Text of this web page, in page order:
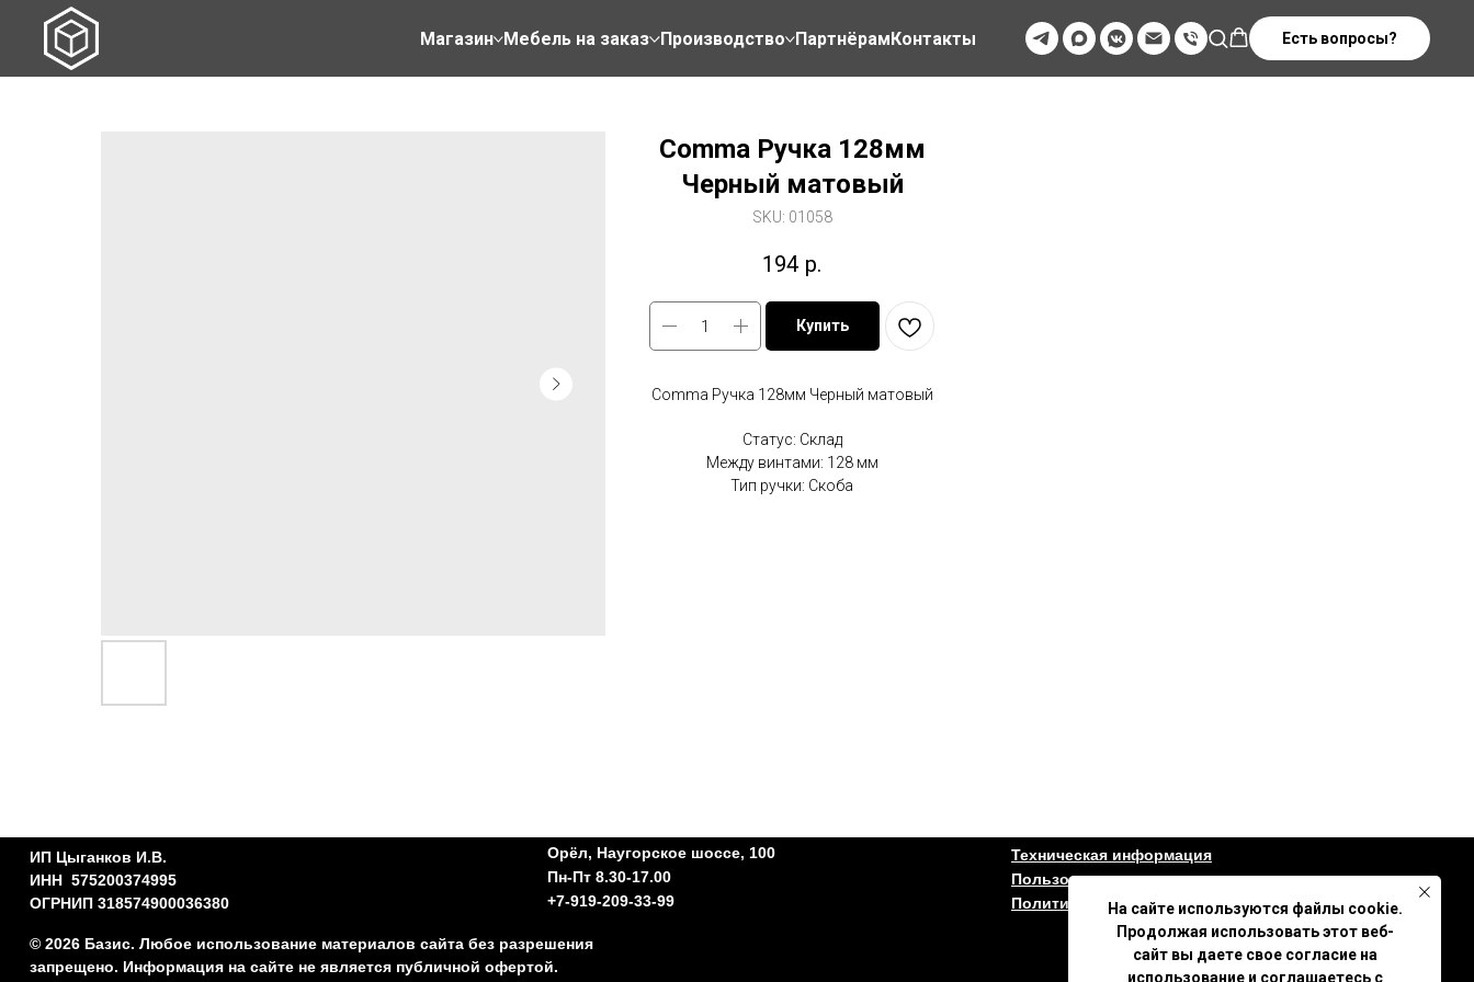
Магазин Мебель на заказ Производство ПартнёрамКонтакты Есть вопросы?
Comma Ручка 128мм
Черный матовый
SKU: 01058
194 р.
Купить
Comma Ручка 128мм Черный матовый
Статус: Склад
Между винтами: 128 мм
Тип ручки: Скоба
На сайте используются файлы cookie.
Продолжая использовать этот веб-
сайт вы даете свое согласие на
использование и соглашаетесь с
Политика конфиденциальности
Пользовательское соглашение
ИП Цыганков И.В.
ИНН 575200374995
ОГРНИП 318574900036380
© 2026 Базис. Любое использование материалов сайта без разрешения
запрещено. Информация на сайте не является публичной офертой.
Орёл, Наугорское шоссе, 100
Пн-Пт 8.30-17.00
+7-919-209-33-99
Техническая информация